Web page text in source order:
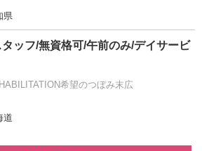
県
タッフ/無資格可/午前のみ/デイサービ
希望のつぼみ末広
道